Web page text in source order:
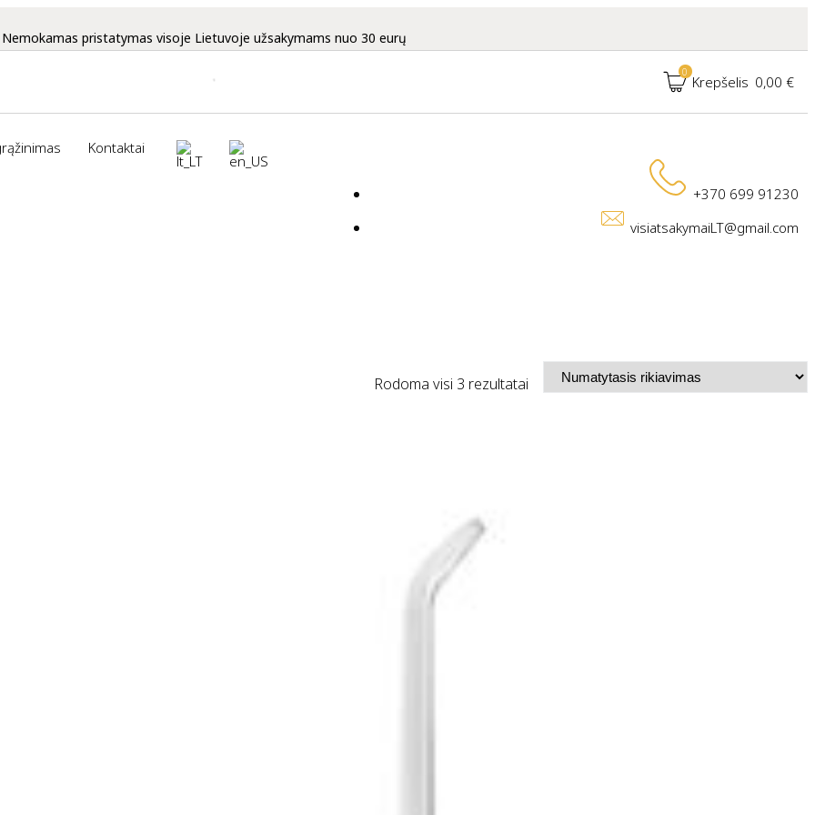
Nemokamas pristatymas visoje Lietuvoje užsakymams nuo 30 eurų
Krepšelis 0,00 €
0
Kontaktai
+370 699 91230
visiatsakymaiLT@gmail.com
Rodoma visi 3 rezultatai